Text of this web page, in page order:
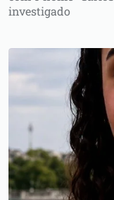
investigado